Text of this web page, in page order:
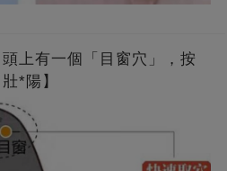
上有一個「目窗穴」，按
*陽】